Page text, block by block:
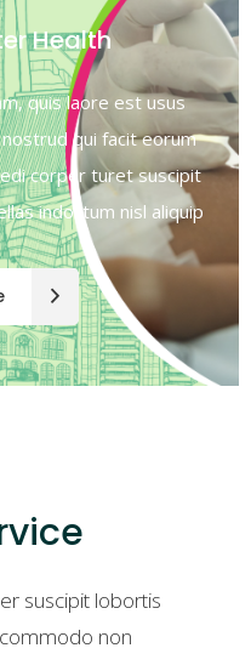
Health
quis laore est usus
qui facit eorum
corper turet suscipit
indoctum nisl aliquip
suscipit lobortis
non